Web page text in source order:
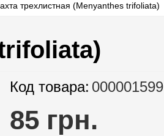
трехлистная (Menyanthes trifoliata)
Код товара: 000001599
85 грн.